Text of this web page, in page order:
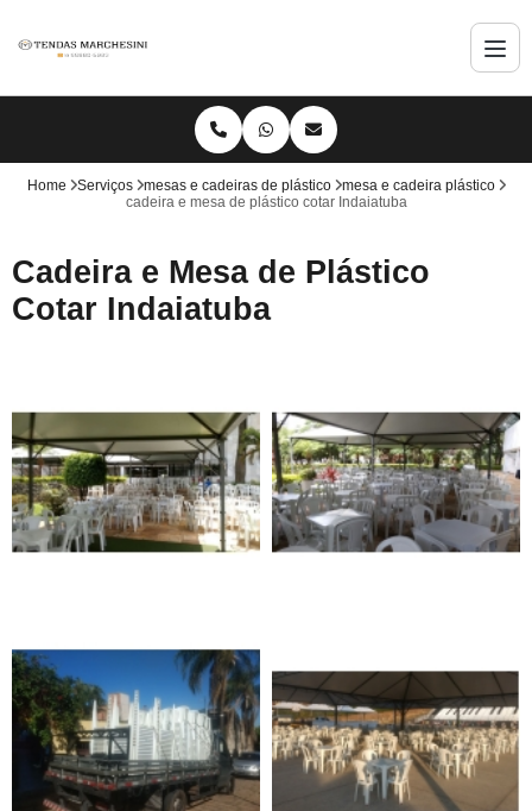
Home Serviços mesas e cadeiras de plástico
mesa e cadeira plástico
cadeira e mesa de plástico cotar Indaiatuba
Cadeira e Mesa de Plástico
Cotar Indaiatuba